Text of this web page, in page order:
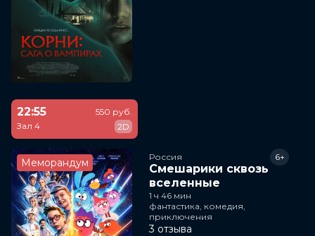
22:55
Зал 4
550 руб.
2D
Меморандум Россия
Смешарики сквозь
вселенные
6+
1 ч 46 мин
фантастика, комедия,
приключения
3 отзыва